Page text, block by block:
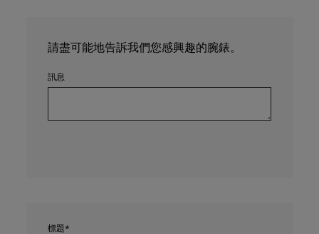
請盡可能地告訴我們您感興趣的腕錶。
訊息
標題